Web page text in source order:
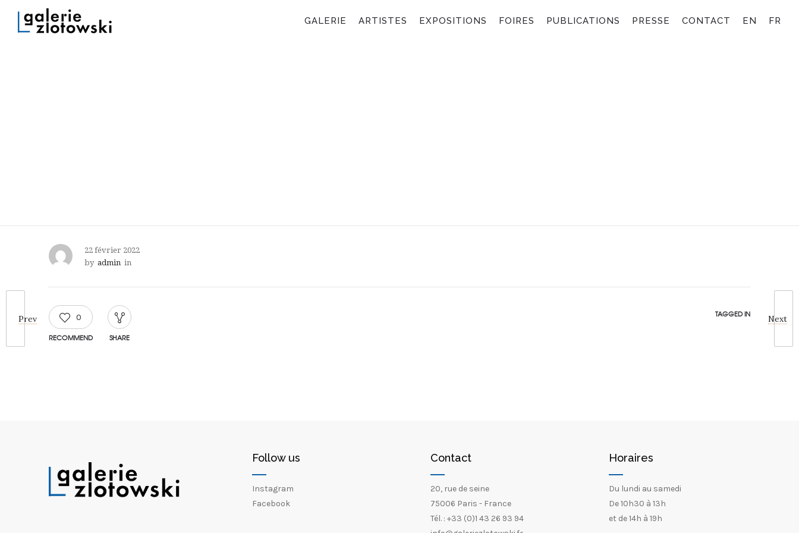
GALERIE ARTISTES EXPOSITIONS FOIRES PUBLICATIONS PRESSE CONTACT EN FR
Prev Next
22 février 2022
by admin in
0
RECOMMEND SHARE
TAGGED IN
Follow us
Instagram
Facebook
Contact
20, rue de seine
75006 Paris - France
Tél. : +33 (0)1 43 26 93 94
Horaires
Du lundi au samedi
De 10h30 à 13h
et de 14h à 19h